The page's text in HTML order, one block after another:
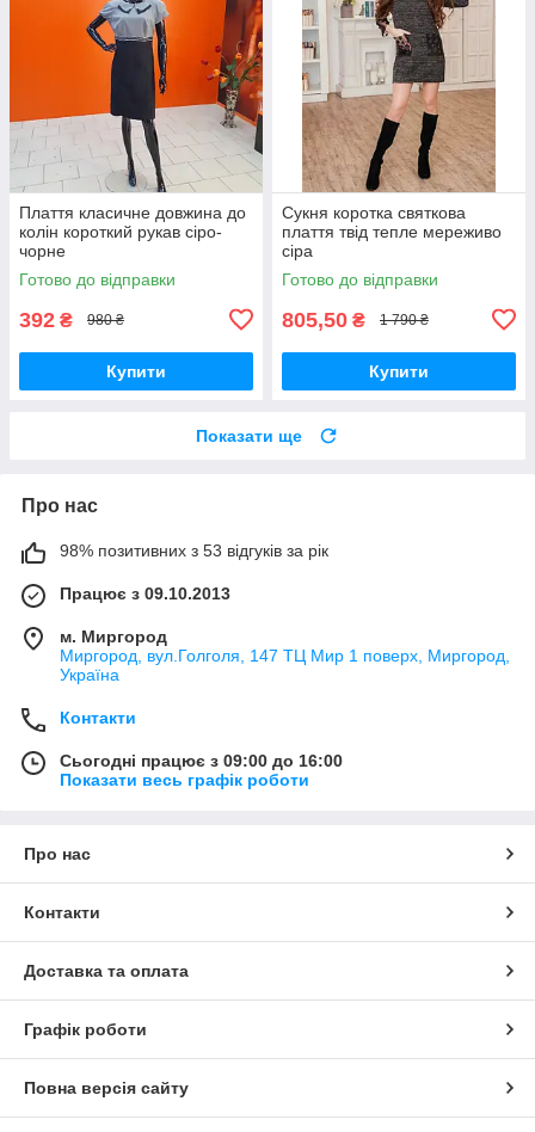
Плаття класичне довжина до
колін короткий рукав сіро-
чорне
Готово до відправки
392 ₴ 980 ₴
Купити
Сукня коротка святкова
плаття твід тепле мереживо
сіра
Готово до відправки
805,50 ₴ 1 790 ₴
Купити
Показати ще
Про нас
98% позитивних з 53 відгуків за рік
Працює з 09.10.2013
м. Миргород
Миргород, вул.Голголя, 147 ТЦ Мир 1 поверх, Миргород,
Україна
Контакти
Сьогодні працює з 09:00 до 16:00
Показати весь графік роботи
Про нас
Контакти
Доставка та оплата
Графік роботи
Повна версія сайту